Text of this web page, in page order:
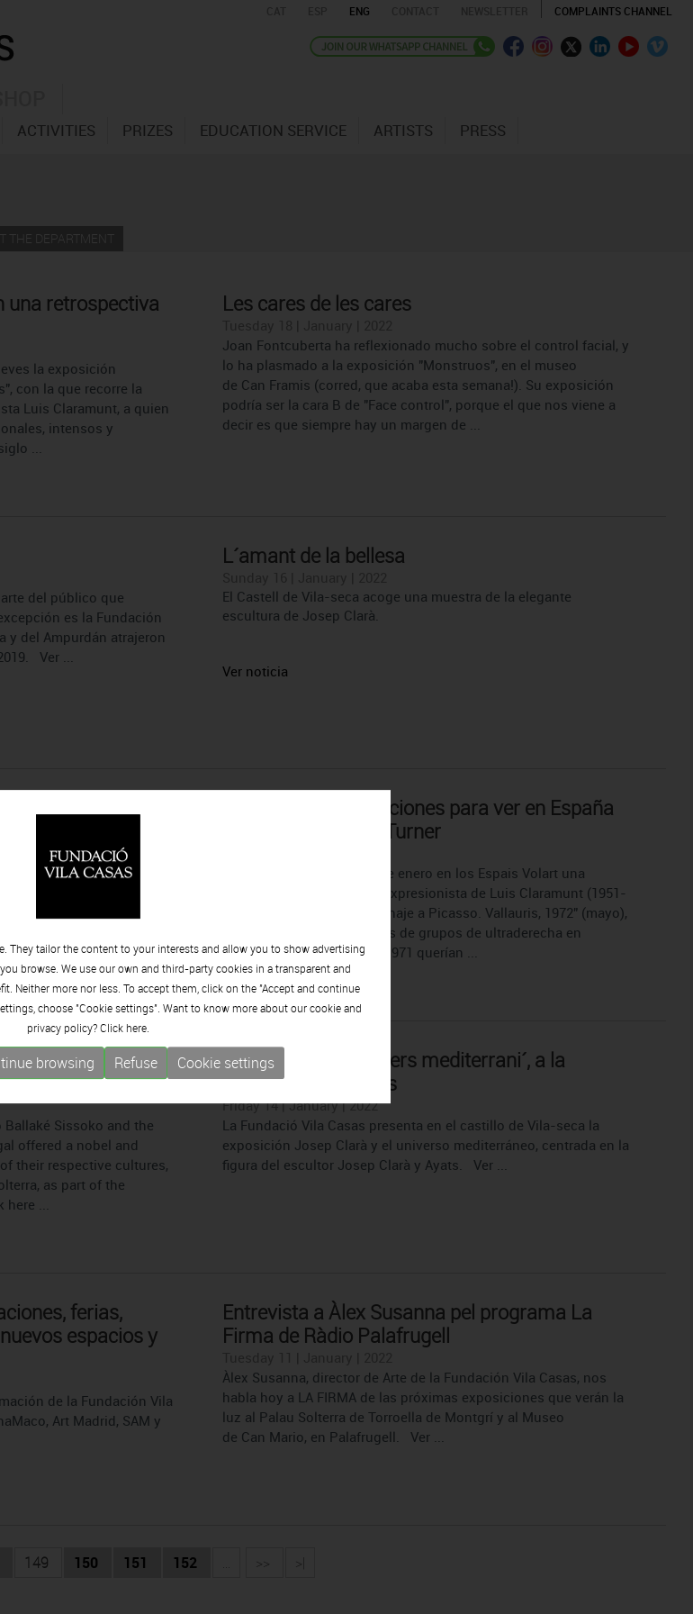
ENG COMPLAINTS CHANNEL
ACTIVITIES PRIZES EDUCATION SERVICE ARTISTS PRESS
THE DEPARTMENT
una retrospectiva
la exposición
con la que recorre la
Luis Claramunt, a quien
intensos y
...
Les cares de les cares
Joan Fontcuberta ha reflexionado mucho sobre el control facial, y
lo ha plasmado a la exposición "Monstruos", en el museo
de Can Framis (corred, que acaba esta semana!). Su exposición
podría ser la cara B de "Face control", porque el que nos viene a
decir es que siempre hay un margen de ...
del público que
es la Fundación
y del Ampurdán atrajeron
Ver ...
L´amant de la bellesa
El Castell de Vila-seca acoge una muestra de la elegante
escultura de Josep Clarà.
Ver noticia
ver en 2022
Espais Volart una
de Luis Claramunt (1951-
Vallauris, 1972 (mayo),
ultraderecha en
...
Las mejores exposiciones para ver en España
en 2022: de Katz a Turner
La Vila Casas abrirá el 20 de enero en los Espais Volart una
antológica del imaginario expresionista de Luis Claramunt (1951-
2000) y seguirá con "Homenaje a Picasso. Vallauris, 1972" (mayo),
que recordará los atentados de grupos de ultraderecha en
librerías y galerías que en 1971 querían ...
omplen de gent
Sissoko and the
offered a nobel and
their respective cultures,
as part of the
here ...
´Josep Clarà i l´univers mediterrani´, a la
Fundació Vila Casas
Friday 14 | January | 2022
La Fundació Vila Casas presenta en el castillo de Vila-seca la
exposición Josep Clarà y el universo mediterráneo, centrada en la
figura del escultor Josep Clarà y Ayats. Ver ...
ferias,
espacios y
de la Fundación Vila
Art Madrid, SAM y
Entrevista a Àlex Susanna pel programa La
Firma de Ràdio Palafrugell
Àlex Susanna, director de Arte de la Fundación Vila Casas, nos
habla hoy a LA FIRMA de las próximas exposiciones que verán la
luz al Palau Solterra de Torroella de Montgrí y al Museo
de Can Mario, en Palafrugell. Ver ...
149 150 151 152 ... >> >|
They tailor the content to your interests and allow you to show advertising
browse. We use our own and third-party cookies in a transparent and
Neither more nor less. To accept them, click on the "Accept and continue
choose "Cookie settings". Want to know more about our cookie and
privacy policy? Click here.
browsing Refuse Cookie settings